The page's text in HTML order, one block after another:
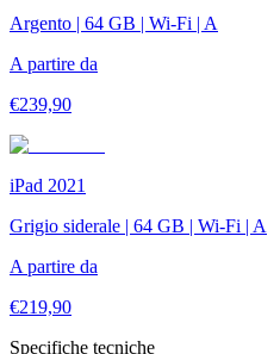
Argento | 64 GB | Wi-Fi | A
A partire da
€239,90
iPad 2021
Grigio siderale | 64 GB | Wi-Fi | A
A partire da
€219,90
Specifiche tecniche